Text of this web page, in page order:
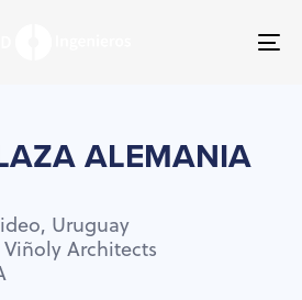
ALEMANIA
Uruguay
ViñolyArchitects